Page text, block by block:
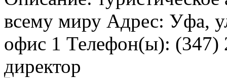
всему миру Адрес: Уфа,
офис 1 Телефон(ы): (347)
директор